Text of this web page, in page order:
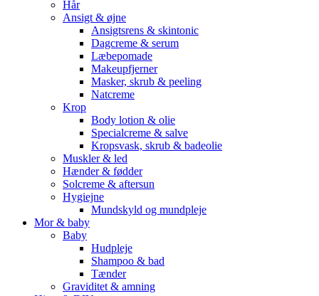
Hår
Ansigt & øjne
Ansigtsrens & skintonic
Dagcreme & serum
Læbepomade
Makeupfjerner
Masker, skrub & peeling
Natcreme
Krop
Body lotion & olie
Specialcreme & salve
Kropsvask, skrub & badeolie
Muskler & led
Hænder & fødder
Solcreme & aftersun
Hygiejne
Mundskyld og mundpleje
Mor & baby
Baby
Hudpleje
Shampoo & bad
Tænder
Graviditet & amning